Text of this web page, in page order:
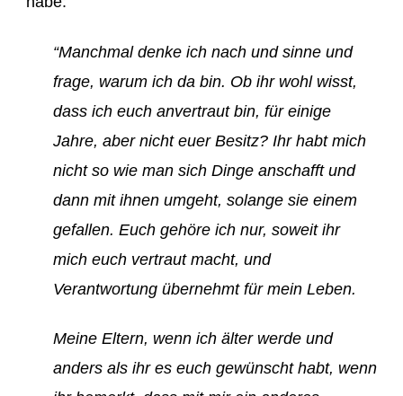
“Manchmal denke ich nach und sinne und
frage, warum ich da bin. Ob ihr wohl wisst,
dass ich euch anvertraut bin, für einige
Jahre, aber nicht euer Besitz? Ihr habt mich
nicht so wie man sich Dinge anschafft und
dann mit ihnen umgeht, solange sie einem
gefallen. Euch gehöre ich nur, soweit ihr
mich euch vertraut macht, und
Verantwortung übernehmt für mein Leben.
Meine Eltern, wenn ich älter werde und
anders als ihr es euch gewünscht habt, wenn